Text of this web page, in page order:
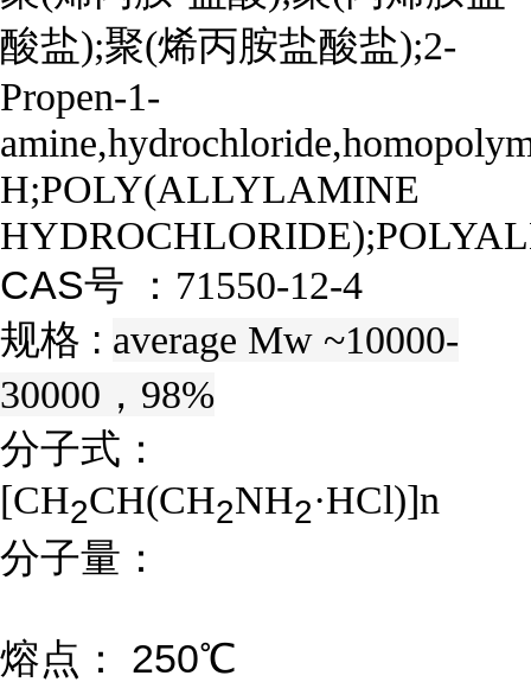
酸盐);聚(烯丙胺盐酸盐);2-
Propen-1-
H;POLY(ALLYLAMINE
CAS号 ： 71550-12-4
规格 : average Mw ~10000-
30000，98%
分子式：
[CH2CH(CH2NH2·HCl)]n
分子量：
熔点： 250℃